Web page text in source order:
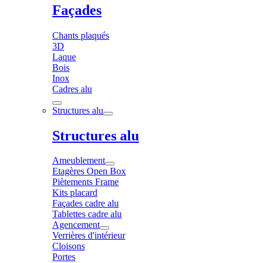
Façades
Chants plaqués
3D
Laque
Bois
Inox
Cadres alu
Structures alu
Structures alu
Ameublement
Etagères Open Box
Piètements Frame
Kits placard
Façades cadre alu
Tablettes cadre alu
Agencement
Verrières d'intérieur
Cloisons
Portes